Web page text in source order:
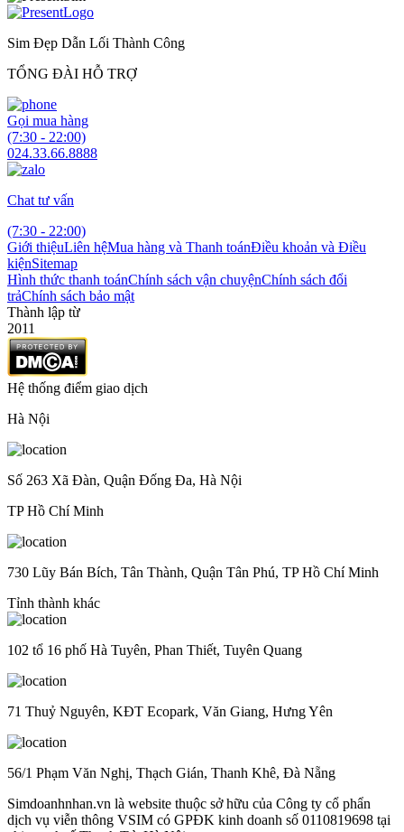
Sim Đẹp Dẫn Lối Thành Công
TỔNG ĐÀI HỖ TRỢ
Gọi mua hàng
(7:30 - 22:00)
024.33.66.8888
Chat tư vấn
(7:30 - 22:00)
Giới thiệuLiên hệMua hàng và Thanh toánĐiều khoản và Điều
kiệnSitemap
Hình thức thanh toánChính sách vận chuyệnChính sách đổi
trảChính sách bảo mật
Thành lập từ
2011
Hệ thống điểm giao dịch
Hà Nội
Số 263 Xã Đàn, Quận Đống Đa, Hà Nội
TP Hồ Chí Minh
730 Lũy Bán Bích, Tân Thành, Quận Tân Phú, TP Hồ Chí Minh
Tỉnh thành khác
102 tổ 16 phố Hà Tuyên, Phan Thiết, Tuyên Quang
71 Thuỷ Nguyên, KĐT Ecopark, Văn Giang, Hưng Yên
56/1 Phạm Văn Nghị, Thạch Gián, Thanh Khê, Đà Nẵng
Simdoanhnhan.vn là website thuộc sở hữu của Công ty cổ phẩn
dịch vụ viễn thông VSIM có GPĐK kinh doanh số 0110819698 tại